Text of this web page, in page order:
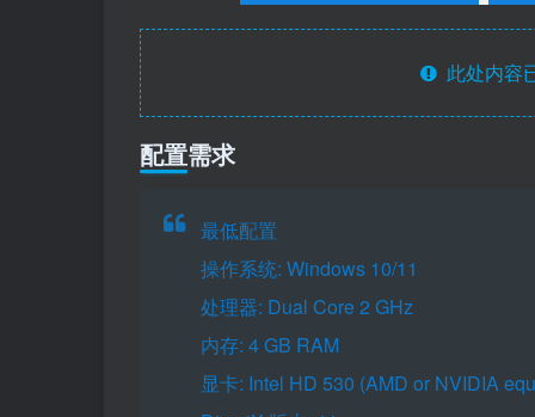
此处内容
配置需求
最低配置
操作系统: Windows 10/11
处理器: Dual Core 2 GHz
内存: 4 GB RAM
显卡: Intel HD 530 (AMD or NVIDIA